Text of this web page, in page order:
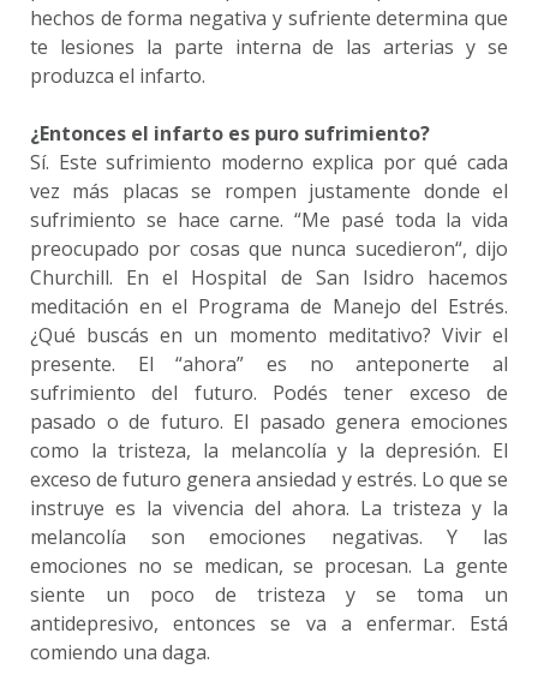
hechos de forma negativa y sufriente determina que
te lesiones la parte interna de las arterias y se
produzca el infarto.
¿Entonces el infarto es puro sufrimiento?
Sí. Este sufrimiento moderno explica por qué cada
vez más placas se rompen justamente donde el
sufrimiento se hace carne. “Me pasé toda la vida
preocupado por cosas que nunca sucedieron“, dijo
Churchill. En el Hospital de San Isidro hacemos
meditación en el Programa de Manejo del Estrés.
¿Qué buscás en un momento meditativo? Vivir el
presente. El “ahora” es no anteponerte al
sufrimiento del futuro. Podés tener exceso de
pasado o de futuro. El pasado genera emociones
como la tristeza, la melancolía y la depresión. El
exceso de futuro genera ansiedad y estrés. Lo que se
instruye es la vivencia del ahora. La tristeza y la
melancolía son emociones negativas. Y las
emociones no se medican, se procesan. La gente
siente un poco de tristeza y se toma un
antidepresivo, entonces se va a enfermar. Está
comiendo una daga.